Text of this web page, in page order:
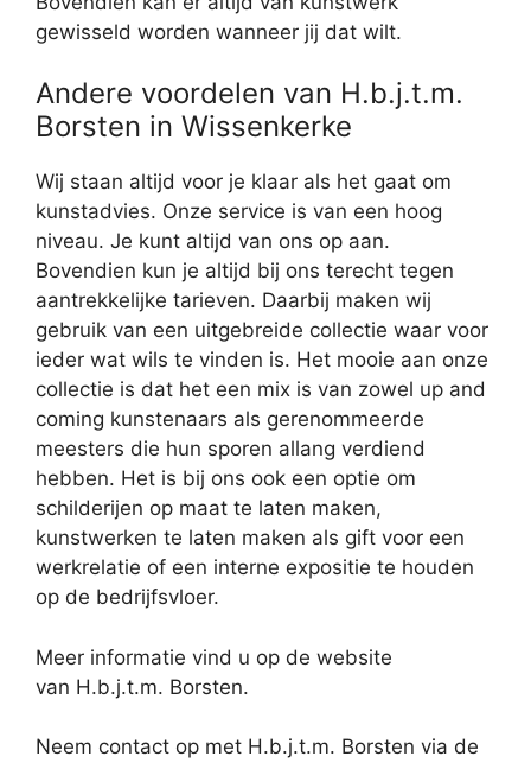
gewisseld worden wanneer jij dat wilt.
Andere voordelen van H.b.j.t.m.
Borsten in Wissenkerke
Wij staan altijd voor je klaar als het gaat om
kunstadvies. Onze service is van een hoog
niveau. Je kunt altijd van ons op aan.
Bovendien kun je altijd bij ons terecht tegen
aantrekkelijke tarieven. Daarbij maken wij
gebruik van een uitgebreide collectie waar voor
ieder wat wils te vinden is. Het mooie aan onze
collectie is dat het een mix is van zowel up and
coming kunstenaars als gerenommeerde
meesters die hun sporen allang verdiend
hebben. Het is bij ons ook een optie om
schilderijen op maat te laten maken,
kunstwerken te laten maken als gift voor een
werkrelatie of een interne expositie te houden
op de bedrijfsvloer.
Meer informatie vind u op de website
van H.b.j.t.m. Borsten.
Neem contact op met H.b.j.t.m. Borsten via de